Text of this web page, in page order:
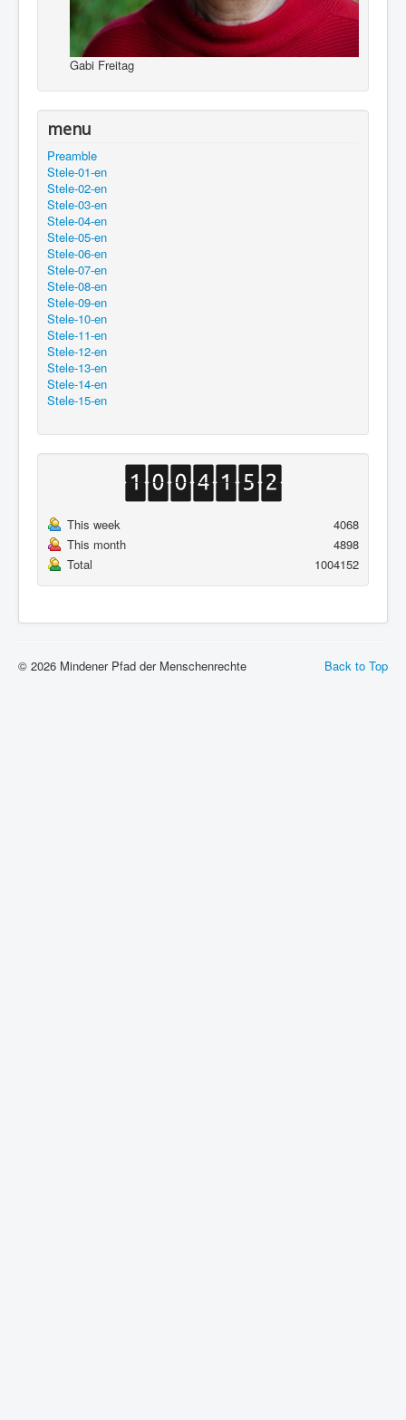
Gabi Freitag
menu
Preamble
Stele-01-en
Stele-02-en
Stele-03-en
Stele-04-en
Stele-05-en
Stele-06-en
Stele-07-en
Stele-08-en
Stele-09-en
Stele-10-en
Stele-11-en
Stele-12-en
Stele-13-en
Stele-14-en
Stele-15-en
This week
4068
This month
4898
Total
1004152
Back to Top
© 2026 Mindener Pfad der Menschenrechte